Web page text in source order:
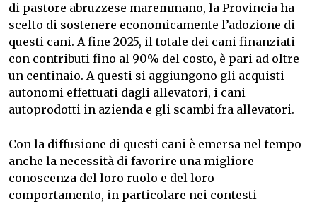
di pastore abruzzese maremmano, la Provincia ha
scelto di sostenere economicamente l’adozione di
questi cani. A fine 2025, il totale dei cani finanziati
con contributi fino al 90% del costo, è pari ad oltre
un centinaio. A questi si aggiungono gli acquisti
autonomi effettuati dagli allevatori, i cani
autoprodotti in azienda e gli scambi fra allevatori.
Con la diffusione di questi cani è emersa nel tempo
anche la necessità di favorire una migliore
conoscenza del loro ruolo e del loro
comportamento, in particolare nei contesti